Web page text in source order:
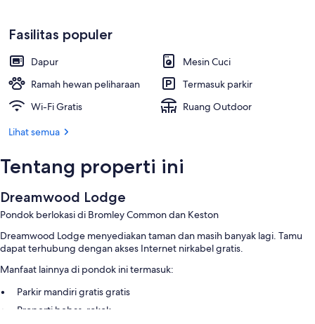
Fasilitas populer
Dapur
Mesin Cuci
Ramah hewan peliharaan
Termasuk parkir
Wi-Fi Gratis
Ruang Outdoor
Lihat semua
Tentang properti ini
Dreamwood Lodge
Pondok berlokasi di Bromley Common dan Keston
Dreamwood Lodge menyediakan taman dan masih banyak lagi. Tamu
dapat terhubung dengan akses Internet nirkabel gratis.
Manfaat lainnya di pondok ini termasuk:
Parkir mandiri gratis gratis
Properti bebas-rokok